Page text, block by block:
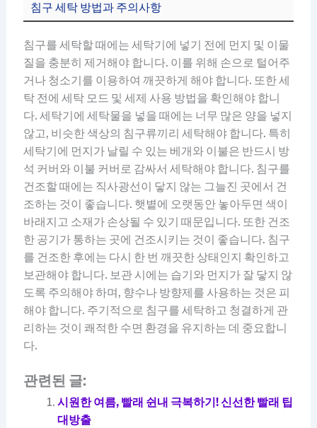
침구 세탁 방법과 주의사항
침구를 세탁할 때에는 세탁기에 넣기 전에 먼지 및 이물
질을 충분히 제거해야 합니다. 이를 위해 손으로 털어주
거나 청소기를 이용하여 깨끗하게 해야 합니다. 또한 세
탁 전에 세탁 모드 및 세제 사용 방법을 확인해야 합니
다. 세탁기에 세탁물을 넣을 때에는 너무 많은 양을 넣지
않고, 비슷한 색상의 침구류끼리 세탁해야 합니다. 특히
세탁기에 먼지가 날릴 수 있는 베개와 이불은 반드시 방
석 커버와 이불 커버로 감싸서 세탁해야 합니다. 침구를
건조할 때에는 직사광선이 닿지 않는 그늘진 곳에서 건
조하는 것이 좋습니다. 햇볕에 오랫동안 놓아두면 색이
바래지고 소재가 손상될 수 있기 때문입니다. 또한 건조
한 공기가 통하는 곳에 건조시키는 것이 좋습니다. 침구
를 건조한 후에는 다시 한 번 깨끗한 상태인지 확인하고
보관해야 합니다. 보관 시에는 습기와 먼지가 잘 닿지 않
도록 주의해야 하며, 향수나 방향제를 사용하는 것은 피
해야 합니다. 주기적으로 침구를 세탁하고 청결하게 관
리하는 것이 쾌적한 수면 환경을 유지하는 데 중요합니
다.
관련된 글:
시원한 여름, 빨래 쉰내 극복하기! 신선한 빨래 팁
대방출